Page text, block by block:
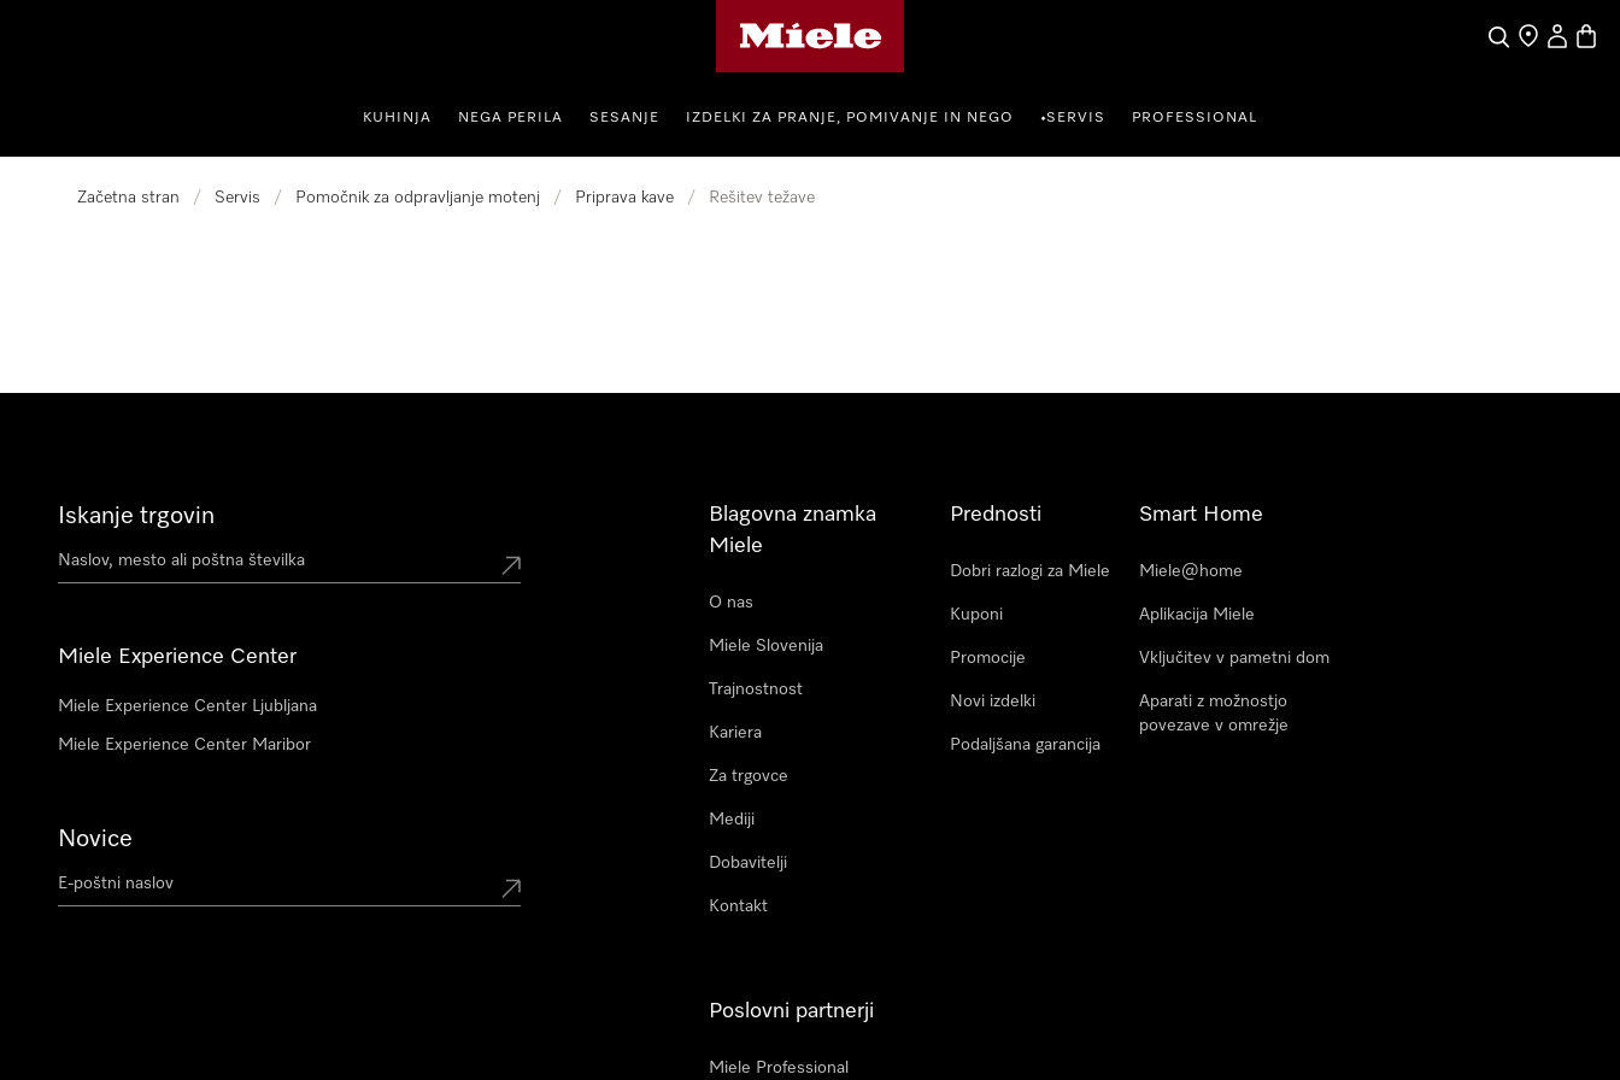
Iskanje
Moj račun
KUHINJA NEGA PERILA SESANJE IZDELKI ZA PRANJE, POMIVANJE IN NEGO •SERVIS PROFESSIONAL
Začetna stran / Servis / Pomočnik za odpravljanje motenj / Priprava kave / Rešitev težave
Iskanje trgovin
Miele Experience Center
Miele Experience Center Ljubljana
Miele Experience Center Maribor
Novice
Blagovna znamka
Miele
O nas
Miele Slovenija
Trajnostnost
Kariera
Za trgovce
Mediji
Dobavitelji
Kontakt
Prednosti
Dobri razlogi za Miele
Kuponi
Promocije
Novi izdelki
Podaljšana garancija
Smart Home
Miele@home
Aplikacija Miele
Vključitev v pametni dom
Aparati z možnostjo
povezave v omrežje
Poslovni partnerji
Miele Professional